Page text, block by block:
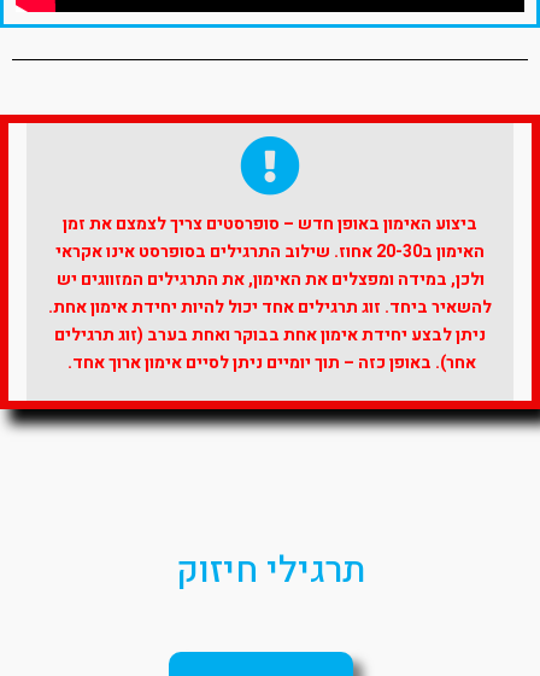
ביצוע האימון באופן חדש – סופרסטים צריך לצמצם את זמן
האימון ב20-30 אחוז. שילוב התרגילים בסופרסט אינו אקראי
ולכן, במידה ומפצלים את האימון, את התרגילים המזווגים יש
להשאיר ביחד. זוג תרגילים אחד יכול להיות יחידת אימון אחת.
ניתן לבצע יחידת אימון אחת בבוקר ואחת בערב (זוג תרגילים
אחר). באופן כזה – תוך יומיים ניתן לסיים אימון ארוך אחד.
תרגילי חיזוק